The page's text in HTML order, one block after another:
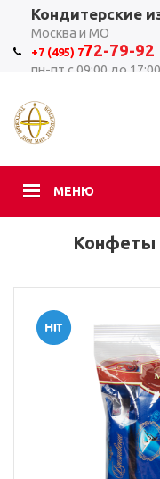
Кондитерские
Москва и МО
+7 (495) 772-79-92
пн-пт с 09:00 до 17:00
МЕНЮ
Конфеты